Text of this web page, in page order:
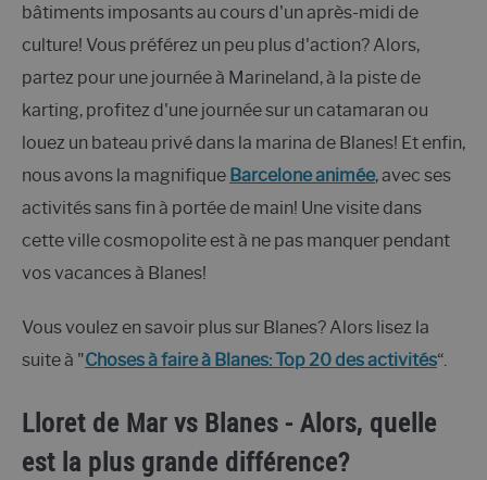
bâtiments imposants au cours d'un après-midi de
culture! Vous préférez un peu plus d'action? Alors,
partez pour une journée à Marineland, à la piste de
karting, profitez d'une journée sur un catamaran ou
louez un bateau privé dans la marina de Blanes! Et enfin,
nous avons la magnifique Barcelone animée, avec ses
activités sans fin à portée de main! Une visite dans
cette ville cosmopolite est à ne pas manquer pendant
vos vacances à Blanes!
Vous voulez en savoir plus sur Blanes? Alors lisez la
suite à "Choses à faire à Blanes: Top 20 des activités“.
Lloret de Mar vs Blanes - Alors, quelle
est la plus grande différence?